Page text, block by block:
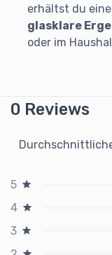
erhältst du
glasklare
oder im
0 Reviews
5
4
3